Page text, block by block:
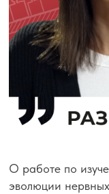
О работе по
эволюции